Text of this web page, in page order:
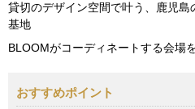
貸切のデザイン空間で叶う、鹿児
基地
BLOOMがコーディネートする会場
おすすめポイント